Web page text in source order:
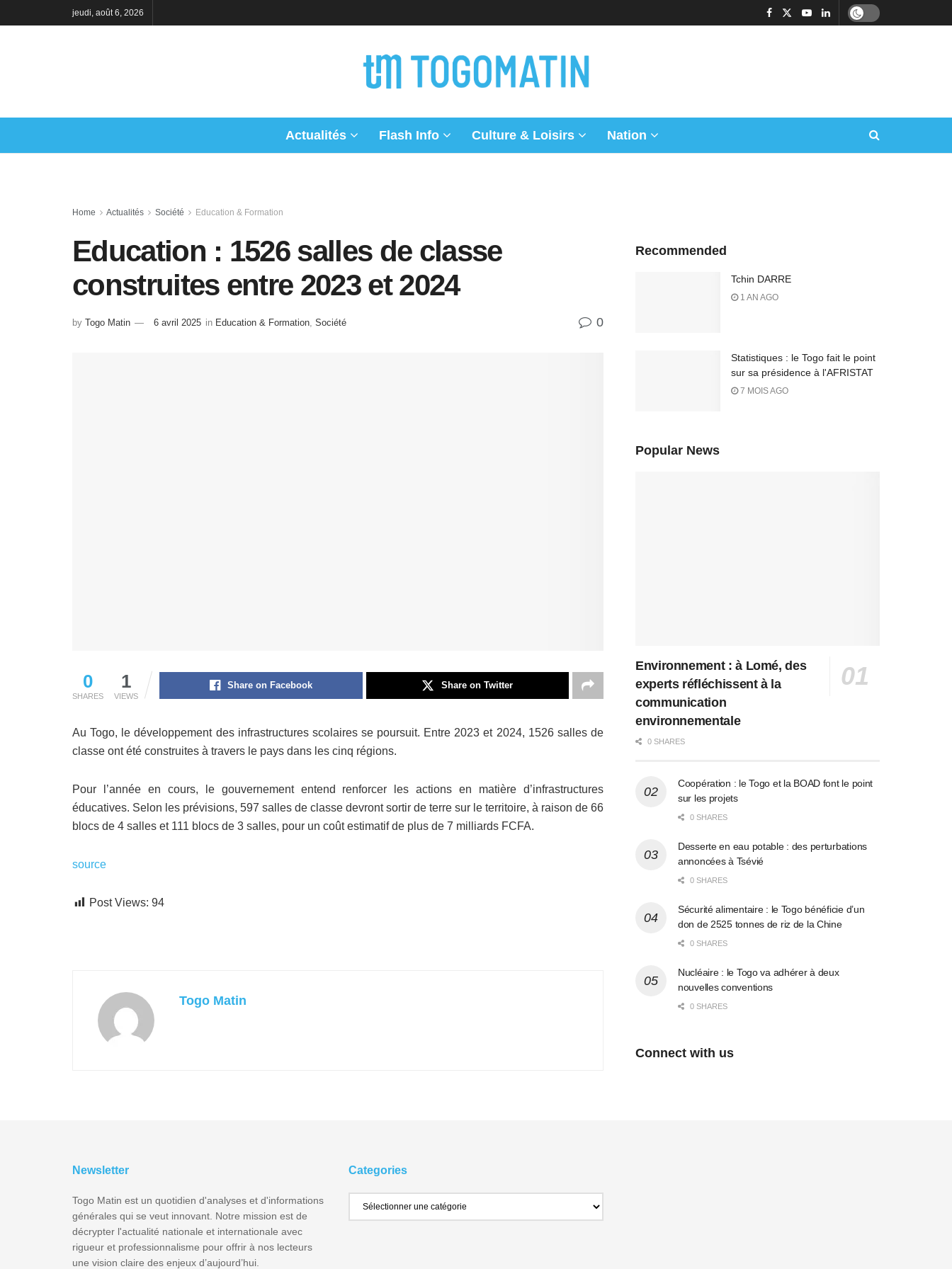
jeudi, août 6, 2026
Actualités Flash Info Culture & Loisirs Nation
Home Actualités Société Education & Formation
Education : 1526 salles de classe
construites entre 2023 et 2024
by Togo Matin 6 avril 2025 in Education & Formation Société 0
0
SHARES
1
VIEWS
Share on Facebook Share on Twitter
Au Togo, le développement des infrastructures scolaires se poursuit. Entre 2023 et 2024, 1526 salles de
classe ont été construites à travers le pays dans les cinq régions.
Pour l’année en cours, le gouvernement entend renforcer les actions en matière d’infrastructures
éducatives. Selon les prévisions, 597 salles de classe devront sortir de terre sur le territoire, à raison de 66
blocs de 4 salles et 111 blocs de 3 salles, pour un coût estimatif de plus de 7 milliards FCFA.
source
Post Views: 94
Togo Matin
Recommended
Tchin DARRE
1 AN AGO
Statistiques : le Togo fait le point
sur sa présidence à l'AFRISTAT
7 MOIS AGO
Popular News
Environnement : à Lomé, des
experts réfléchissent à la
communication
environnementale
0 SHARES
Coopération : le Togo et la BOAD font le point
sur les projets
0 SHARES
Desserte en eau potable : des perturbations
annoncées à Tsévié
0 SHARES
Sécurité alimentaire : le Togo bénéficie d’un
don de 2525 tonnes de riz de la Chine
0 SHARES
Nucléaire : le Togo va adhérer à deux
nouvelles conventions
0 SHARES
Connect with us
Newsletter
Togo Matin est un quotidien d'analyses et d'informations
générales qui se veut innovant. Notre mission est de
décrypter l'actualité nationale et internationale avec
rigueur et professionnalisme pour offrir à nos lecteurs
une vision claire des enjeux d’aujourd’hui.
Categories